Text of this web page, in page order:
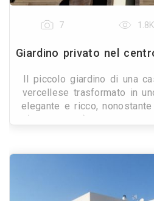
7 1.8K
Il piccolo giardino di una
vercellese trasformato in
elegante e ricco,
(solo 90 mq). I clienti